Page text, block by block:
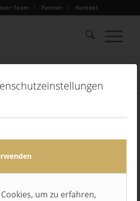
um zu erfahren,
Team Partner Kontakt
Unser Team Pascal_Gentemann